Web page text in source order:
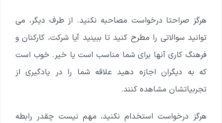
هرگز صراحتا درخواست مصاحبه نکنید. از طرف دیگر، می
توانید سوالاتی را مطرح کنید تا ببینید آیا شرکت، کارکنان و
فرهنگ کاری آنها برای شما مناسب است یا خیر. خوب است
که به دیگران اجازه دهید علاقه شما را در یادگیری از
تجربیاتشان مشاهده کنند.
هرگز درخواست استخدام نکنید، مهم نیست چقدر رابطه